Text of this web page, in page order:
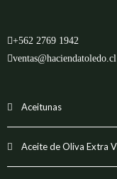
+562 2769 1942
ventas@haciendatoledo.cl
Aceitunas
Aceite de Oliva Extra